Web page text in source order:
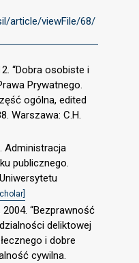
article/viewFile/68/
“Dobra osobiste i
Prywatnego.
ogólna, edited
Warszawa: C.H.
Administracja
publicznego.
“Bezprawność
deliktowej
i dobre
cywilna.